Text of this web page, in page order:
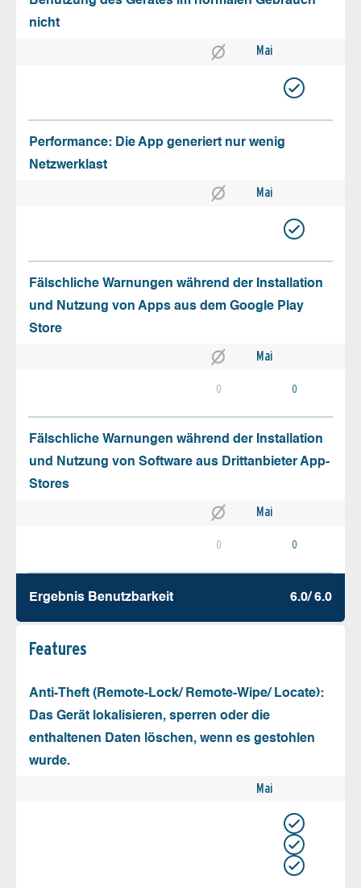
nicht
Mai
Performance: Die App generiert nur wenig
Netzwerklast
Mai
Fälschliche Warnungen während der Installation
und Nutzung von Apps aus dem Google Play
Store
Mai
0 0
Fälschliche Warnungen während der Installation
und Nutzung von Software aus Drittanbieter App-
Stores
Mai
0 0
Ergebnis Benutz­barkeit 6.0/ 6.0
Features
Anti-Theft (Remote-Lock/ Remote-Wipe/ Locate):
Das Gerät lokalisieren, sperren oder die
enthaltenen Daten löschen, wenn es gestohlen
wurde.
Mai